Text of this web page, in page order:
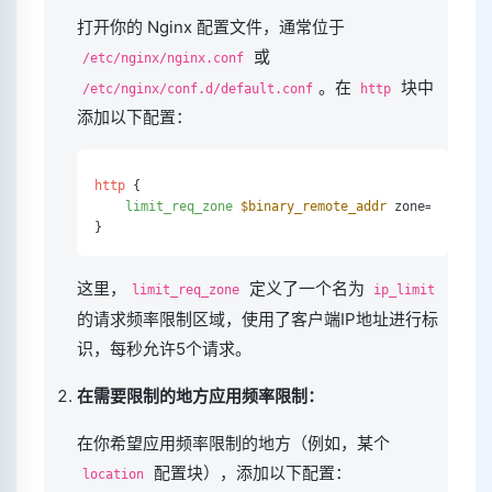
打开你的 Nginx 配置文件，通常位于
/etc/nginx/nginx.conf 或
/etc/nginx/conf.d/default.conf 。在 http
块中
添加以下配置：
http {
limit_req_zone $binary_remote_addr
这里， limit_req_zone 定义了一个名为 ip_limit
的请求频率限制区域，使用了客户端IP地址进行标
识，每秒允许5个请求。
在需要限制的地方应用频率限制：
在你希望应用频率限制的地方（例如，某个
location 配置块），添加以下配置：